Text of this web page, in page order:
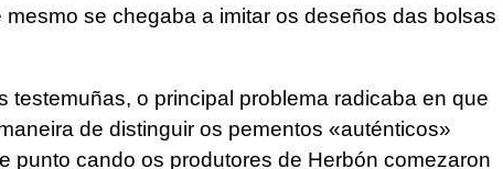
se chegaba a imitar os deseños das bolsas
testemuñas, o principal problema radicaba en que
de distinguir os pementos «auténticos»
punto cando os produtores de Herbón comezaron